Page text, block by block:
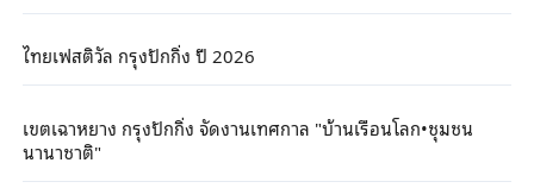
ไทยเฟสติวัล กรุงปักกิ่ง ปี 2026
เขตเฉาหยาง กรุงปักกิ่ง จัดงานเทศกาล "บ้านเรือนโลก•ชุมชน
นานาชาติ"